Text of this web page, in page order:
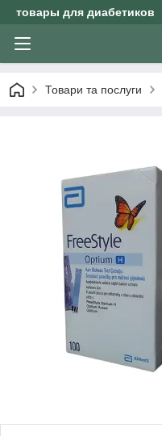
товары для диабетиков
Товари та послуги